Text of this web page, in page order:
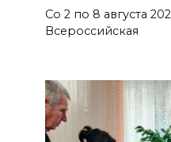
Со 2 по 8 августа
Всероссийская